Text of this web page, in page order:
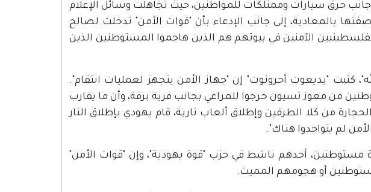
حرق سيارات وممتلكات للمواطنين، حيث تجاهلت وسائل الإعلام
بالمعادية، إلى جانب الإدعاء بأن "قوات الأمن" تدخلت لصالح
الآمنين في بيوتهم هم الذين هاجموا المستوطنين الذين
كتبت "يديعوت أحرونوت" إن "جهاز الأمن يتجهز لعمليات انتقام".
من معوز تسيون خرجوا للمراعي بجانب قرية برقة، وأن ما يقارب
من كلا الطرفين وإطلاق ألعاب نارية، قام يهودي بإطلاق النار
مستوطنين، أحدهم ناشط في حزب "قوة يهودية"، وإن "قوات الأمن"
أو هجومهم المميت.